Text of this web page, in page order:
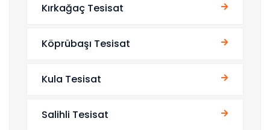
Kırkağaç Tesisat
Köprübaşı Tesisat
Kula Tesisat
Salihli Tesisat